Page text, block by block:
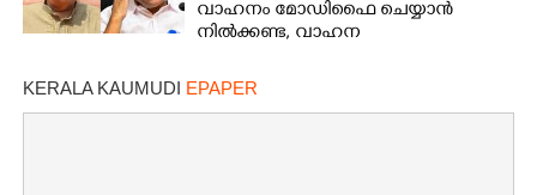
വാഹനം മോഡിഫൈ ചെയ്യാൻ
നിൽക്കണ്ട, വാഹന
വ്യക്തമാക്കി കേന്ദ്രം
KERALA KAUMUDI EPAPER